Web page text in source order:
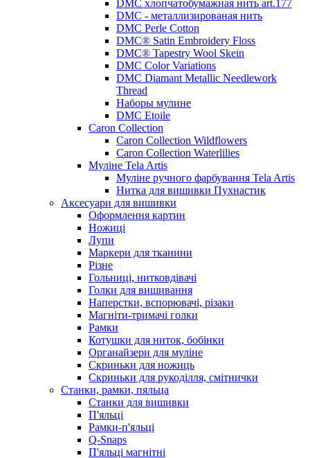
DMC хлопчатобумажная нить art.177
DMC - металлизированая нить
DMC Perle Cotton
DMC® Satin Embroidery Floss
DMC® Tapestry Wool Skein
DMC Color Variations
DMC Diamant Metallic Needlework
Thread
Наборы мулине
DMC Etoile
Caron Collection
Caron Collection Wildflowers
Caron Collection Waterlilies
Муліне Tela Artis
Муліне ручного фарбування Tela Artis
Нитка для вишивки Пухнастик
Аксесуари для вишивки
Оформлення картин
Ножиці
Лупи
Маркери для тканини
Різне
Гольниці, нитковдівачі
Голки для вишивання
Наперстки, вспорювачі, різаки
Магніти-тримачі голки
Рамки
Котушки для ниток, бобінки
Органайзери для муліне
Скриньки для ножиць
Скриньки для рукоділля, смітнички
Станки, рамки, пяльца
Станки для вишивки
П'яльці
Рамки-п'яльці
Q-Snaps
П'яльці магнітні